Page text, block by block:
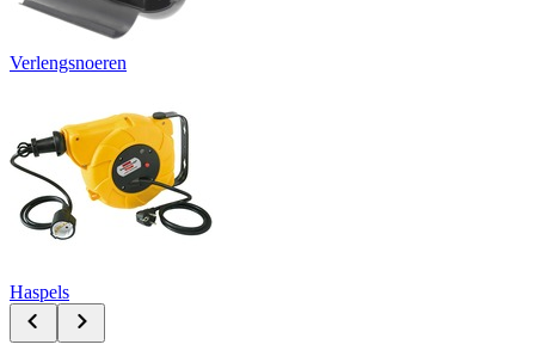
Verlengsnoeren
Haspels